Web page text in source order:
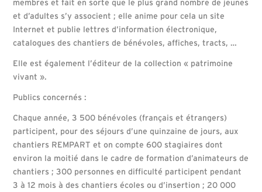
membres et fait en sorte que le plus grand nombre de jeunes
et d’adultes s’y associent ; elle anime pour cela un site
Internet et publie lettres d’information électronique,
catalogues des chantiers de bénévoles, affiches, tracts, …
Elle est également l’éditeur de la collection « patrimoine
vivant ».
Publics concernés :
Chaque année, 3 500 bénévoles (français et étrangers)
participent, pour des séjours d’une quinzaine de jours, aux
chantiers REMPART et on compte 600 stagiaires dont
environ la moitié dans le cadre de formation d’animateurs de
chantiers ; 300 personnes en difficulté participent pendant
3 à 12 mois à des chantiers écoles ou d’insertion ; 20 000